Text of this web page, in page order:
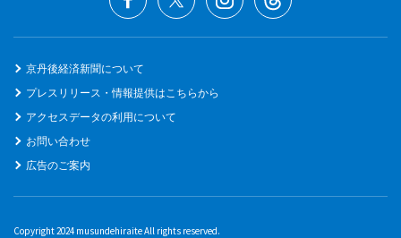
京丹後経済新聞について
プレスリリース・情報提供はこちらから
アクセスデータの利用について
お問い合わせ
広告のご案内
Copyright 2024 musundehiraite All rights reserved.